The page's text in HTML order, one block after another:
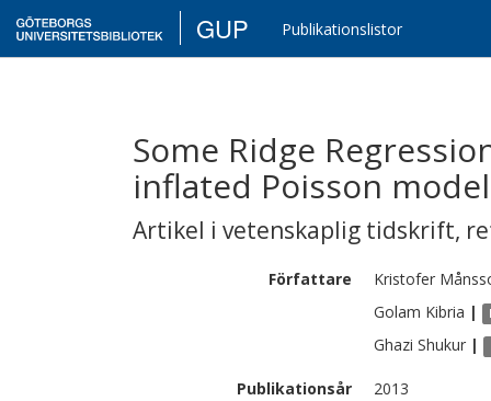
GUP Publikationslistor
Some Ridge
inflated Poisson model
Artikel i vetenskaplig tidskrift,
Författare Kristofer
Golam Kibria |
Ghazi Shukur |
Publikationsår
2013